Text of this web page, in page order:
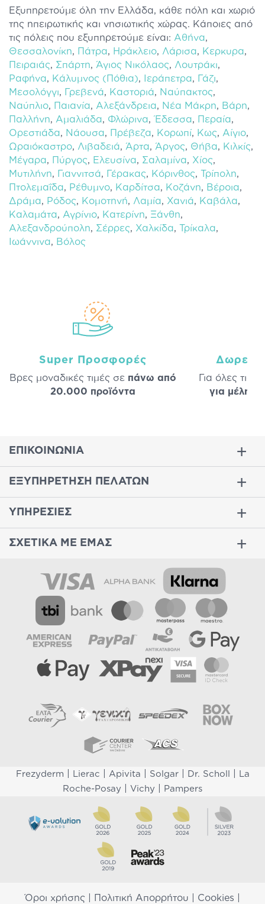
Εξυπηρετούμε όλη την Ελλάδα, κάθε πόλη και χωριό
της ηπειρωτικής και νησιωτικής χώρας. Κάποιες από
τις πόλεις που εξυπηρετούμε είναι: Αθήνα,
Θεσσαλονίκη, Πάτρα, Ηράκλειο, Λάρισα, Κερκυρα,
Πειραιάς, Σπάρτη, Άγιος Νικόλαος, Λουτράκι,
Ραφήνα, Κάλυμνος (Πόθια), Ιεράπετρα, Γάζι,
Μεσολόγγι, Γρεβενά, Καστοριά, Ναύπακτος,
Ναύπλιο, Παιανία, Αλεξάνδρεια, Νέα Μάκρη, Βάρη,
Παλλήνη, Αμαλιάδα, Φλώρινα,Έδεσσα, Περαία,
Ορεστιάδα, Νάουσα, Πρέβεζα, Κορωπί, Κως, Αίγιο,
Ωραιόκαστρο, Λιβαδειά, Άρτα, Άργος, Θήβα, Κιλκίς,
Μέγαρα, Πύργος, Ελευσίνα, Σαλαμίνα, Χίος,
Μυτιλήνη, Γιαννιτσά, Γέρακας, Κόρινθος, Τρίπολη,
Πτολεμαΐδα, Ρέθυμνο, Καρδίτσα, Κοζάνη, Βέροια,
Δράμα, Ρόδος, Κομοτηνή, Λαμία, Χανιά, Καβάλα,
Καλαμάτα, Αγρίνιο, Κατερίνη, Ξάνθη,
Αλεξανδρούπολη, Σέρρες, Χαλκίδα, Τρίκαλα,
Ιωάννινα, Βόλος
Super Προσφορές
Βρες μοναδικές τιμές σε πάνω από
20.000 προϊόντα
Δωρεάν
Για όλες τις
για μέλη
ΕΠΙΚΟΙΝΩΝΙΑ
ΕΞΥΠΗΡΕΤΗΣΗ ΠΕΛΑΤΩΝ
ΥΠΗΡΕΣΙΕΣ
ΣΧΕΤΙΚΑ ΜΕ ΕΜΑΣ
Frezyderm Lierac Apivita Solgar| Dr. Scholl
La
Roche-Posay
Vichy Pampers
Όροι χρήσης Πολιτική Απορρήτου Cookies